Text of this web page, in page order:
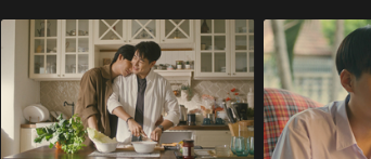
事を教えてもらい、カフェで働くことに。
ある夜、オンサーはスアンスーンの部屋の
テレビを修理して、2人で映画のDVDを鑑
賞する。
に行く。ナンの
とに決めたスア
み始め、隣の部
る。